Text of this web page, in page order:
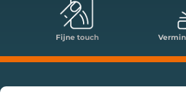
Fijne touch